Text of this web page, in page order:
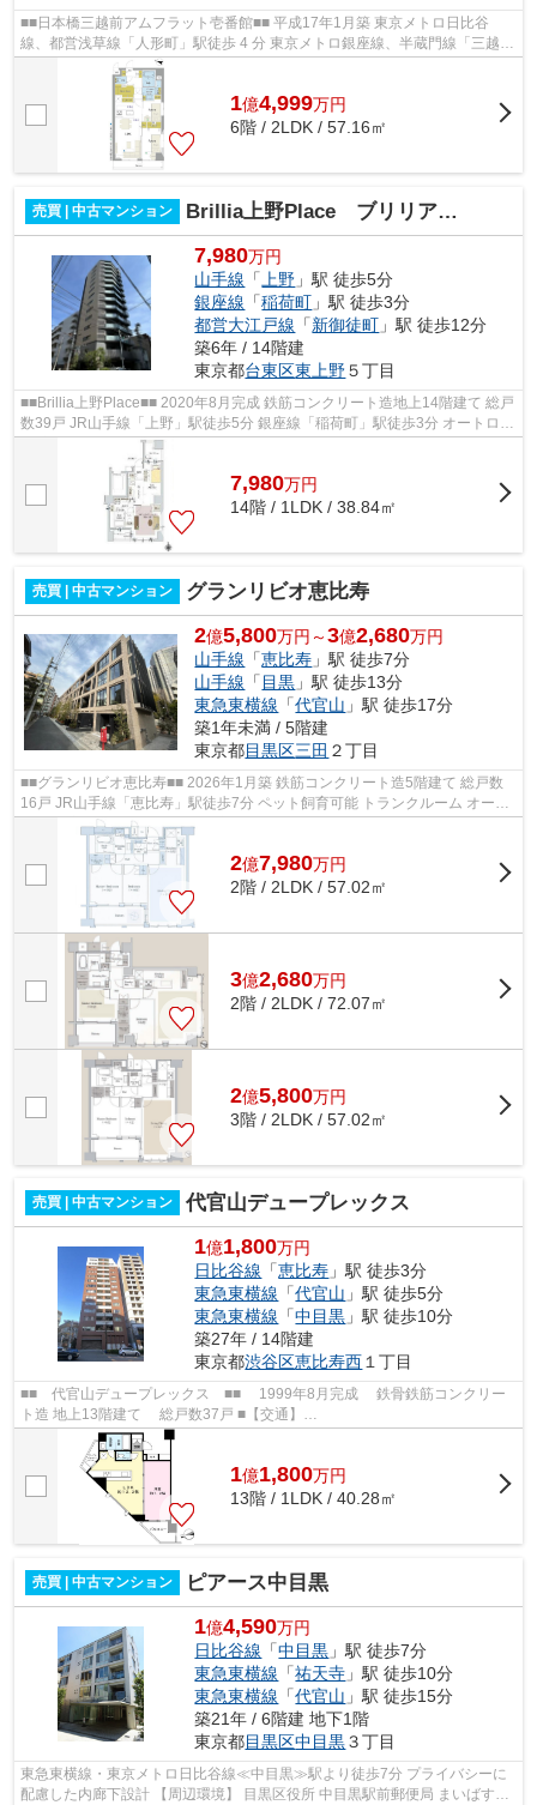
■■日本橋三越前アムフラット壱番館■■ 平成17年1月築 東京メトロ日比谷
線、都営浅草線「人形町」駅徒歩 4 分 東京メトロ銀座線、半蔵門線「三越
前」駅徒歩 6 分 東京メトロ銀座線、東...
1億4,999万円
6階 / 2LDK / 57.16㎡
売買 | 中古マンション Brillia上野Place ブリリア上野プレイス
7,980万円
山手線 「 上野 」駅 徒歩5分
銀座線 「稲荷町 」駅 徒歩3分
都営大江戸線 「新御徒町 」駅 徒歩12分
築6年 / 14階建
東京都台東区東上野５丁目
■■Brillia上野Place■■ 2020年8月完成 鉄筋コンクリート造地上14階建て 総戸
数39戸 JR山手線「上野」駅徒歩5分 銀座線「稲荷町」駅徒歩3分 オートロッ
ク 宅配ボックス 内廊下設計
7,980万円
14階 / 1LDK / 38.84㎡
売買 | 中古マンション グランリビオ恵比寿
2億5,800万円～3億2,680万円
山手線 「恵比寿 」駅 徒歩7分
山手線 「目黒 」駅 徒歩13分
東急東横線 「代官山 」駅 徒歩17分
築1年未満 / 5階建
東京都目黒区三田 ２丁目
■■グランリビオ恵比寿■■ 2026年1月築 鉄筋コンクリート造5階建て 総戸数
16戸 JR山手線「恵比寿」駅徒歩7分 ペット飼育可能 トランクルーム オート
ロック 宅配ボックス 【周辺環境...
2億7,980万円
2階 / 2LDK / 57.02㎡
3億2,680万円
2階 / 2LDK / 72.07㎡
2億5,800万円
3階 / 2LDK / 57.02㎡
売買 | 中古マンション 代官山デュープレックス
1億1,800万円
日比谷線 「恵比寿 」駅 徒歩3分
東急東横線 「代官山 」駅 徒歩5分
東急東横線 「中目黒 」駅 徒歩10分
築27年 / 14階建
東京都渋谷区恵比寿西１丁目
■■ 代官山デュープレックス ■■ 1999年8月完成 鉄骨鉄筋コンクリー
ト造 地上13階建て 総戸数37戸 ■【交通】
━━━━━━━━━━━━━━━ JR山手線等【恵比寿】駅より徒歩6分
1億1,800万円
13階 / 1LDK / 40.28㎡
売買 | 中古マンション ピアース中目黒
1億4,590万円
日比谷線 「中目黒 」駅 徒歩7分
東急東横線 「祐天寺 」駅 徒歩10分
東急東横線 「代官山 」駅 徒歩15分
築21年 / 6階建 地下1階
東京都目黒区中目黒３丁目
東急東横線・東京メトロ日比谷線≪中目黒≫駅より徒歩7分 プライバシーに
配慮した内廊下設計 【周辺環境】 目黒区役所 中目黒駅前郵便局 まいばすけ